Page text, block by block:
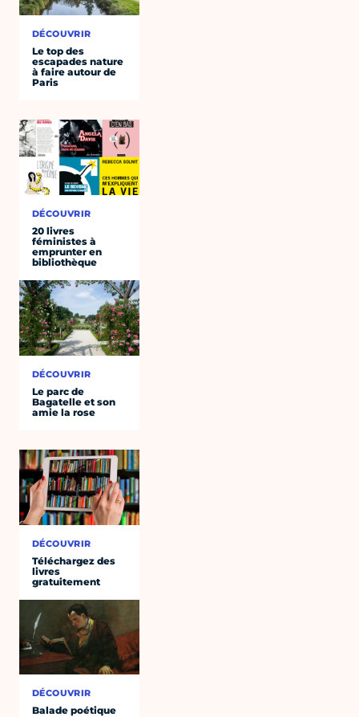
DÉCOUVRIR
Le top des
escapades nature
à faire autour de
Paris
DÉCOUVRIR
20 livres
féministes à
emprunter en
bibliothèque
DÉCOUVRIR
Le parc de
Bagatelle et son
amie la rose
DÉCOUVRIR
Téléchargez des
livres
gratuitement
DÉCOUVRIR
Balade poétique